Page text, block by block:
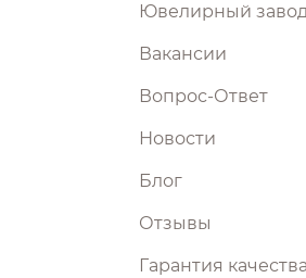
Ювелирный
Вакансии
Вопрос-Ответ
Новости
Блог
Отзывы
Гарантия качества